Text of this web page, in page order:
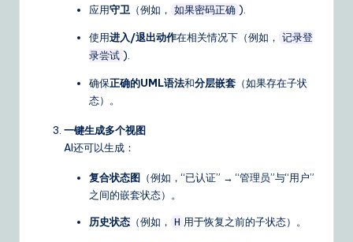
应用守卫 （例如， 如果密码正确 ).
使用进入/退出动作在相关情况下（例如， 记录登
录尝试 ).
确保正确的UML语法和分层嵌套 （如果存在子状
态）。
一键生成多个视图
AI还可以生成：
复合状态图 （例如，“已认证” → “管理员”与“用户”
之间的嵌套状态）。
历史状态 （例如， H 用于恢复之前的子状态）。